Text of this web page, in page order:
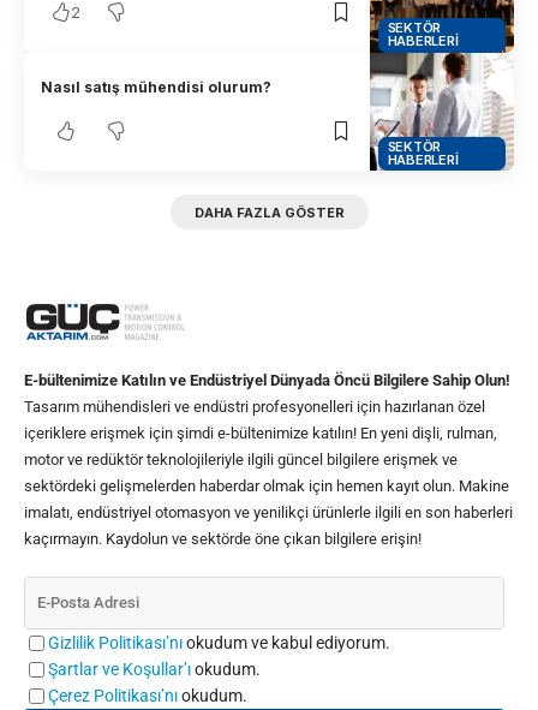
SEKTÖR
HABERLERI
2
SEKTÖR
HABERLERI
Nasıl satış mühendisi olurum?
DAHA FAZLA GÖSTER
E-bültenimize Katılın ve Endüstriyel Dünyada Öncü Bilgilere Sahip Olun!
Tasarım mühendisleri ve endüstri profesyonelleri için hazırlanan özel
içeriklere erişmek için şimdi e-bültenimize katılın! En yeni dişli, rulman,
motor ve redüktör teknolojileriyle ilgili güncel bilgilere erişmek ve
sektördeki gelişmelerden haberdar olmak için hemen kayıt olun. Makine
imalatı, endüstriyel otomasyon ve yenilikçi ürünlerle ilgili en son haberleri
kaçırmayın. Kaydolun ve sektörde öne çıkan bilgilere erişin!
Gizlilik Politikası’nıokudum ve kabul ediyorum.
Şartlar ve Koşullar’ıokudum.
Çerez Politikası’nıokudum.